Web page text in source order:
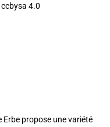
4.0
Erbe propose une variété